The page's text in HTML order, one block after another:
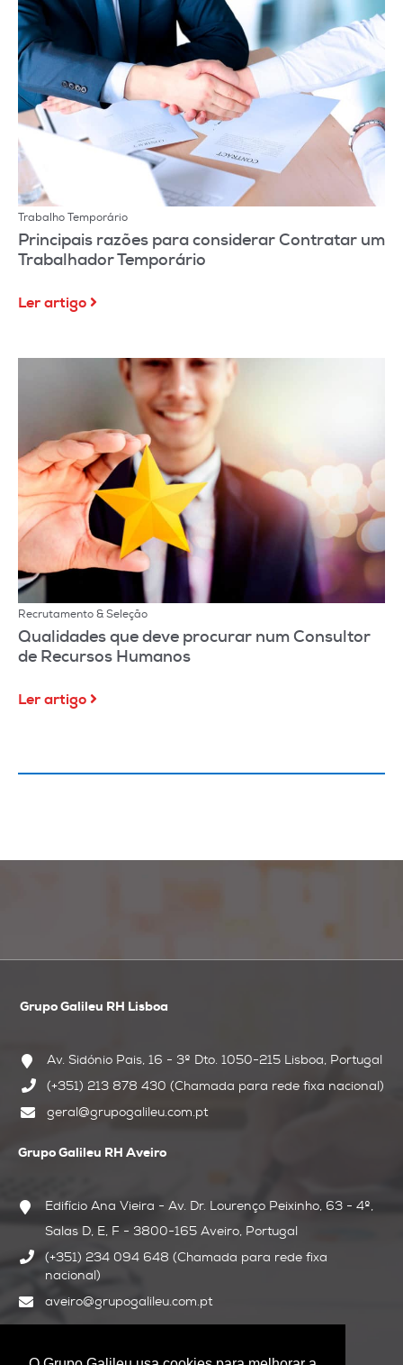
Trabalho Temporário
Principais razões para considerar Contratar um
Trabalhador Temporário
Ler artigo
Recrutamento & Seleção
Qualidades que deve procurar num Consultor
de Recursos Humanos
Ler artigo
Grupo Galileu RH Lisboa
Av. Sidónio Pais, 16 - 3º Dto. 1050-215 Lisboa, Portugal
(+351) 213 878 430 (Chamada para rede fixa nacional)
geral@grupogalileu.com.pt
Grupo Galileu RH Aveiro
Edifício Ana Vieira - Av. Dr. Lourenço Peixinho, 63 - 4º,
Salas D, E, F - 3800-165 Aveiro, Portugal
(+351) 234 094 648 (Chamada para rede fixa
nacional)
aveiro@grupogalileu.com.pt